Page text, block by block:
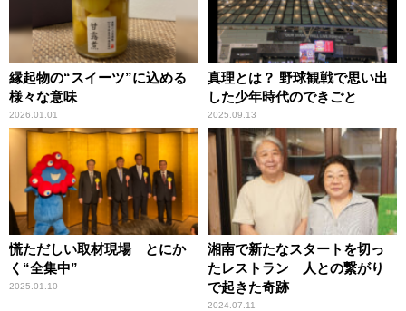
縁起物の“スイーツ”に込める
様々な意味
2026.01.01
真理とは？ 野球観戦で思い出
した少年時代のできごと
2025.09.13
慌ただしい取材現場 とにか
く“全集中”
2025.01.10
湘南で新たなスタートを切っ
たレストラン 人との繋がり
で起きた奇跡
2024.07.11